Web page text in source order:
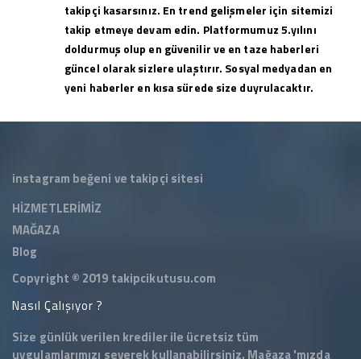
takipçi kasarsınız. En trend gelişmeler için sitemizi
takip etmeye devam edin. Platformumuz 5.yılını
doldurmuş olup en güvenilir ve en taze haberleri
güncel olarak sizlere ulaştırır. Sosyal medyadan en
yeni haberler en kısa sürede size duyrulacaktır.
instagram beğeni ve takipçi sitesi
HİZMETLERİMİZ
MAĞAZA
Blog
Copyright © 2019 takipcikutusu.com
Nasıl Çalışıyor ?
Size günlük verilen krediler ile ücretsiz tüm
uygulamlarımızı severek kullanabilirsiniz. Mağaza'mızda